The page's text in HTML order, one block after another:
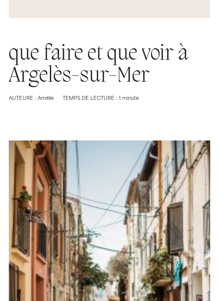
que faire et que voir à
Argelès-sur-Mer
AUTEURE : Amélie TEMPS DE LECTURE : 1 minute